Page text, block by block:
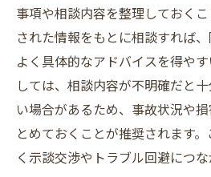
事項や相談内容を整理しておく
された情報をもとに相談すれば
よく具体的なアドバイスを得や
しては、相談内容が不明確だと
い場合があるため、事故状況や
とめておくことが推奨されます
く示談交渉やトラブル回避につな